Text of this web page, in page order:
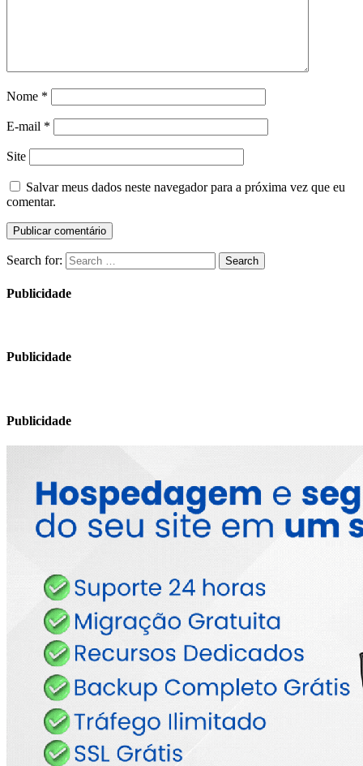
Nome *
E-mail *
Site
Salvar meus dados neste navegador para a próxima vez que eu
comentar.
Search for: Search
Publicidade
Publicidade
Publicidade